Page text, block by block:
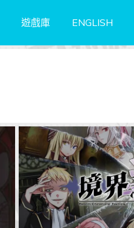
遊戲庫 ENGLISH